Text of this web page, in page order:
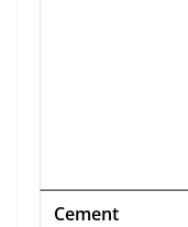
Cement